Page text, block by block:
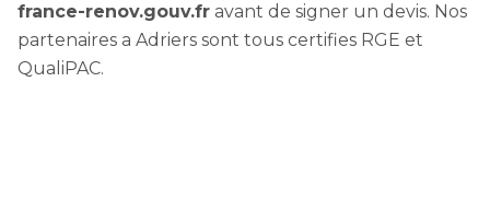
france-renov.gouv.fr avant de signer un devis. Nos
partenaires a Adriers sont tous certifies RGE et
QualiPAC.